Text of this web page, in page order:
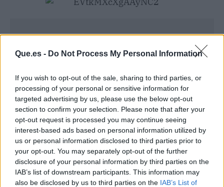
Que.es - Do Not Process My Personal Information
If you wish to opt-out of the sale, sharing to third parties, or
processing of your personal or sensitive information for
targeted advertising by us, please use the below opt-out
section to confirm your selection. Please note that after your
opt-out request is processed you may continue seeing
interest-based ads based on personal information utilized by
us or personal information disclosed to third parties prior to
your opt-out. You may separately opt-out of the further
disclosure of your personal information by third parties on the
IAB’s list of downstream participants. This information may
also be disclosed by us to third parties on the IAB’s List of
Publicidad